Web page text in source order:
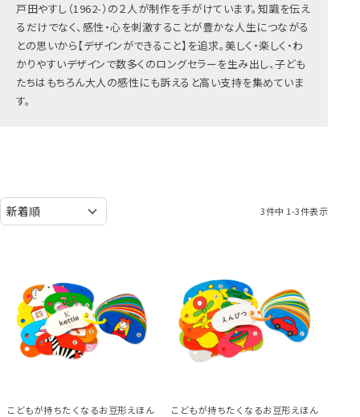
戸田やすし（1962-）の２人が制作を手がけています。知識を伝え
るだけでなく、感性・心を刺激することが豊かな人生につながる
との思いから【デザインができること】を追求。美しく・楽しく・わ
かりやすいデザインで数多くのロングセラーを生み出し、子ども
たちはもちろん大人の感性にも訴えると高い支持を集めていま
す。
3件中 1-3件表示
こどもが持ちたくなるお豆形えほん
こどもが持ちたくなるお豆形えほん